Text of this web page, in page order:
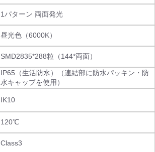
1パターン 両面発光
昼光色（6000K）
SMD2835*288粒（144*両面）
IP65（生活防水）（連結部に防水パッキン・防
水キャップを使用）
IK10
120℃
Class3